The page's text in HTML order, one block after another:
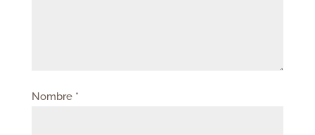
Nombre *